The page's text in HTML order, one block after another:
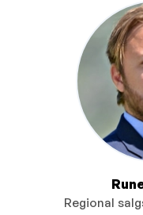
Regional